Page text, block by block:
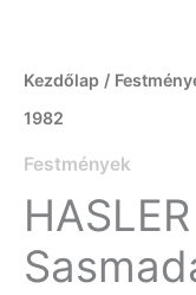
Kezdőlap /
1982
Festmények